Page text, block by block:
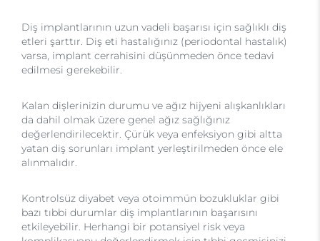
Diş implantlarının uzun vadeli başarısı için sağlıklı diş
etleri şarttır. Diş eti hastalığınız (periodontal hastalık)
varsa, implant cerrahisini düşünmeden önce tedavi
edilmesi gerekebilir.
Kalan dişlerinizin durumu ve ağız hijyeni alışkanlıkları
da dahil olmak üzere genel ağız sağlığınız
değerlendirilecektir. Çürük veya enfeksiyon gibi altta
yatan diş sorunları implant yerleştirilmeden önce ele
alınmalıdır.
Kontrolsüz diyabet veya otoimmün bozukluklar gibi
bazı tıbbi durumlar diş implantlarının başarısını
etkileyebilir. Herhangi bir potansiyel risk veya